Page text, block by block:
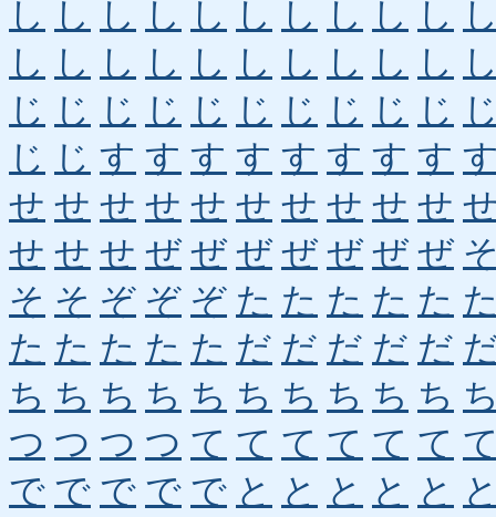
し し し し し し し し し し
し し し し し し し し し し
じ じ じ じ じ じ じ じ じ じ
じ じ す す す す す す す す
せ せ せ せ せ せ せ せ せ せ
せ せ せ ぜ ぜ ぜ ぜ ぜ ぜ ぜ
そ そ ぞ ぞ ぞ た た た た た
た た た た た だ だ だ だ だ
ち ち ち ち ち ち ち ち ち ち
つ つ つ つ て て て て て て
で で で で で と と と と と